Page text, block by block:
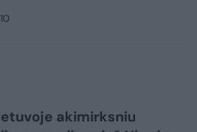
akimirksniu